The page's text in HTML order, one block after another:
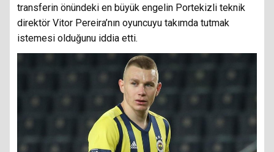
transferin önündeki en büyük engelin Portekizli teknik
direktör Vitor Pereira’nın oyuncuyu takımda tutmak
istemesi olduğunu iddia etti.